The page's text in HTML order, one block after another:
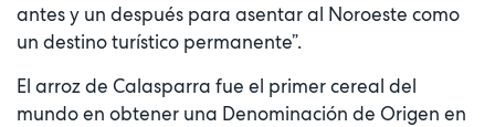
antes y un después para asentar al Noroeste como
un destino turístico permanente”.
El arroz de Calasparra fue el primer cereal del
mundo en obtener una Denominación de Origen en